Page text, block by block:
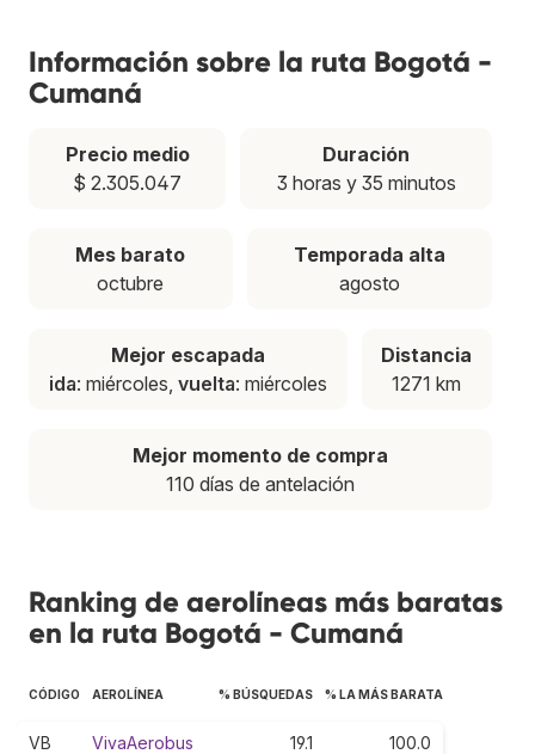
Información sobre la ruta Bogotá -
Cumaná
Precio medio
$ 2.305.047
Duración
3 horas y 35 minutos
Mes barato
octubre
Temporada alta
agosto
Mejor escapada
ida: miércoles, vuelta: miércoles
Distancia
1271 km
Mejor momento de compra
110 días de antelación
Ranking de aerolíneas más baratas
en la ruta Bogotá - Cumaná
CÓDIGO AEROLÍNEA % BÚSQUEDAS % LA MÁS BARATA
VB VivaAerobus 19.1 100.0